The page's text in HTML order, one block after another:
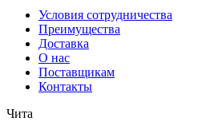
Условия сотрудничества
Преимущества
Доставка
О нас
Поставщикам
Контакты
Чита